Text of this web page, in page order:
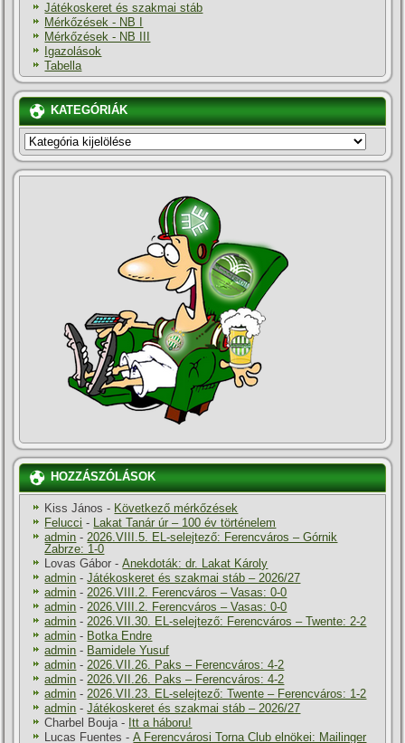
Játékoskeret és szakmai stáb
Mérkőzések - NB I
Mérkőzések - NB III
Igazolások
Tabella
KATEGÓRIÁK
KATEGÓRIÁK
HOZZÁSZÓLÁSOK
Kiss János - Következő mérkőzések
Felucci - Lakat Tanár úr – 100 év történelem
admin -2026.VIII.5. EL-selejtező: Ferencváros – Górnik
Zabrze: 1-0
Lovas Gábor -Anekdoták: dr. Lakat Károly
admin -Játékoskeret és szakmai stáb – 2026/27
admin -2026.VIII.2. Ferencváros – Vasas: 0-0
admin -2026.VIII.2. Ferencváros – Vasas: 0-0
admin -2026.VII.30. EL-selejtező: Ferencváros – Twente: 2-2
admin - Botka Endre
admin - Bamidele Yusuf
admin -2026.VII.26. Paks – Ferencváros: 4-2
admin -2026.VII.26. Paks – Ferencváros: 4-2
admin -2026.VII.23. EL-selejtező: Twente – Ferencváros: 1-2
admin -Játékoskeret és szakmai stáb – 2026/27
Charbel Bouja- Itt a háboru!
Lucas Fuentes -A Ferencvárosi Torna Club elnökei: Mailinger